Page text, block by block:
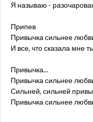
Я называю -
Припев
Привычка сильнее
И все, что сказала мне
Привычка...
Привычка сильнее
Сильней, сильней
Привычка сильнее